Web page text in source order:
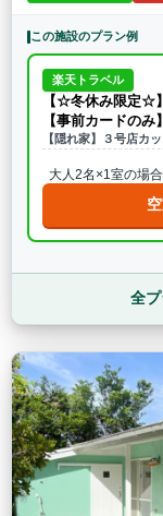
この施設のプラン例
楽天トラベル
【☆冬休み限定☆
【事前カードのみ】
【隠れ家】３号店カ
大人2名×1室の場
全